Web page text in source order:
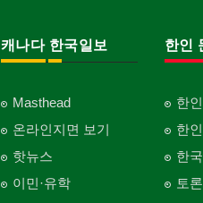
캐나다 한국일보
Masthead
온라인지면 보기
핫뉴스
이민·유학
한인
한
한
한
토